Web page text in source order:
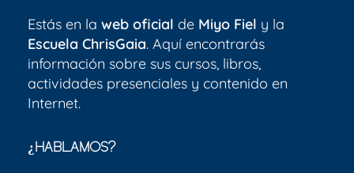
Estás en la web oficial de Miyo Fiel y la
Escuela ChrisGaia. Aquí encontrarás
información sobre sus cursos, libros,
actividades presenciales y contenido en
Internet.
¿HABLAMOS?